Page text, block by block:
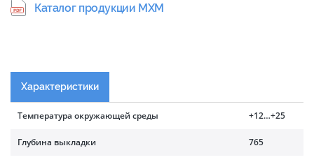
Каталог продукции МХМ
Характеристики
Температура окружающей среды +12…+25
Глубина выкладки 765